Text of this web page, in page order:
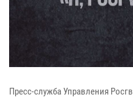
Пресс-служба Управления